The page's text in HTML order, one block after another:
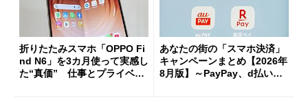
折りたたみスマホ「OPPO Fi
nd N6」を3カ月使って実感し
た“真価” 仕事とプライベー
あなたの街の「スマホ決済」
キャンペーンまとめ【2026年
8月版】～PayPay、d払い、a